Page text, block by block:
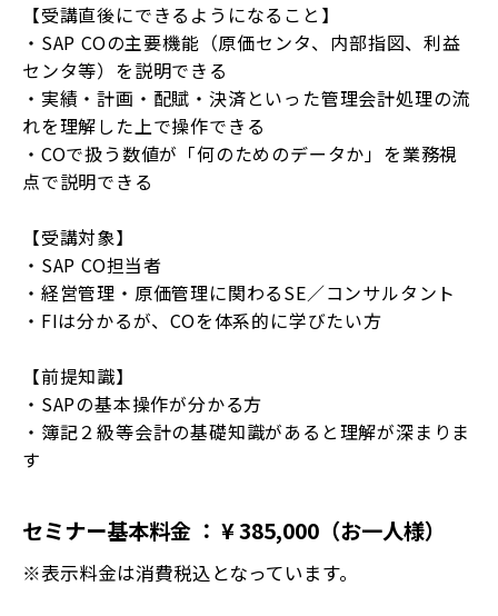
【受講直後にできるようになること】
・SAP COの主要機能（原価センタ、内部指図、利益
センタ等）を説明できる
・実績・計画・配賦・決済といった管理会計処理の流
れを理解した上で操作できる
・COで扱う数値が「何のためのデータか」を業務視
点で説明できる
【受講対象】
・SAP CO担当者
・経営管理・原価管理に関わるSE／コンサルタント
・FIは分かるが、COを体系的に学びたい方
【前提知識】
・SAPの基本操作が分かる方
・簿記２級等会計の基礎知識があると理解が深まりま
す
セミナー基本料金 ： ¥ 385,000（お一人様）
※表示料金は消費税込となっています。